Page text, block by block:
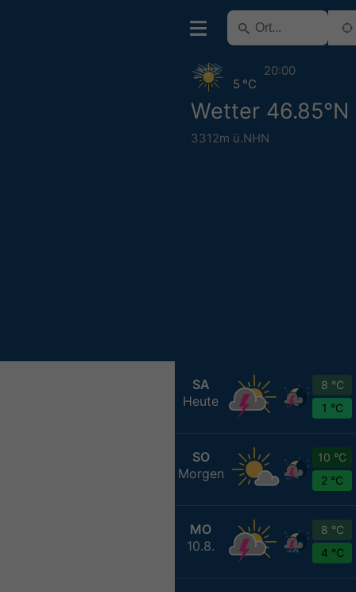
Wetter 46.85°N
3312m ü.NHN
5 °C
20:00
SA
Heute
8 °C
1 °C
SO
Morgen
10 °C
2 °C
MO
10.8.
8 °C
4 °C